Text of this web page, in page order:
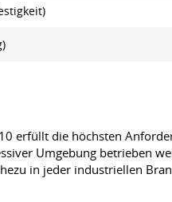
erfüllt die höchsten
Umgebung betrieben
in jeder industriellen